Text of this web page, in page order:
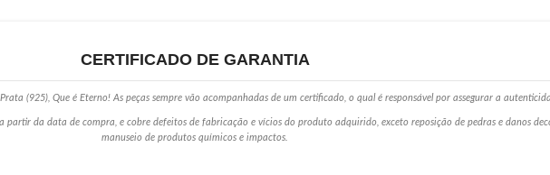
CERTIFICADO DE GARANTIA
(925), Que é Eterno! As peças sempre vão acompanhadas de um certificado, o qual é responsável por assegurar a
da data de compra, e cobre defeitos de fabricação e vícios do produto adquirido, exceto reposição de pedras e danos
manuseio de produtos químicos e impactos.